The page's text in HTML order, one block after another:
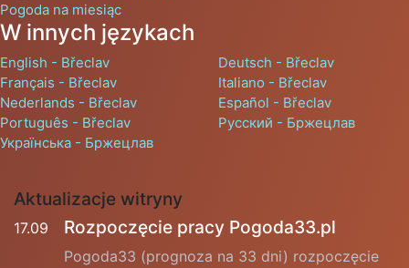
Pogoda na miesiąc
W innych językach
English - Břeclav
Deutsch - Břeclav
Français - Břeclav
Italiano - Břeclav
Nederlands - Břeclav
Español - Břeclav
Português - Břeclav
Русский - Бржецлав
Українська - Бржецлав
Aktualizacje witryny
17.09 Rozpoczęcie pracy Pogoda33.pl
Pogoda33 (prognoza na 33 dni) rozpoczęcie